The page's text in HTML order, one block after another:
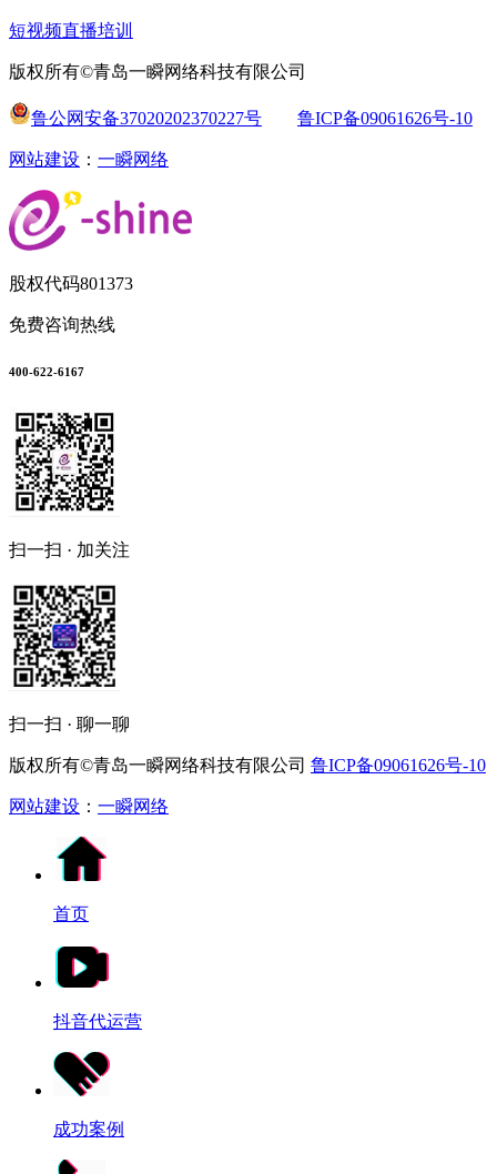
短视频直播培训
版权所有©青岛一瞬网络科技有限公司
鲁公网安备37020202370227号 鲁ICP备09061626号-10
网站建设 ： 一瞬网络
股权代码801373
免费咨询热线
400-622-6167
扫一扫 · 加关注
扫一扫 · 聊一聊
版权所有©青岛一瞬网络科技有限公司 鲁ICP备09061626号-10
网站建设 ： 一瞬网络
首页
抖音代运营
成功案例